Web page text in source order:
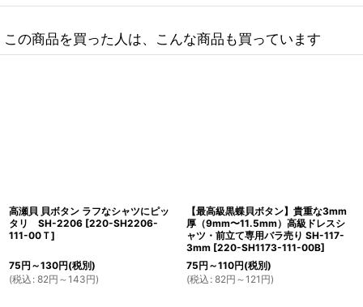
この商品を買った人は、こんな商品も買っています
高瀬貝 貝ボタン ラフなシャツにピッ
タリ SH-2206 [220-SH2206-
111-00Ｔ]
75円 ～130円(税別)
(税込 : 82円 ～143円)
【最高級黒蝶貝ボタン】貴重な3mm
厚（9mm〜11.5mm）高級ドレスシ
ャツ・前立て専用バラ売り SH-117-
3mm [220-SH1173-111-00B]
75円 ～110円(税別)
(税込 : 82円 ～121 円)